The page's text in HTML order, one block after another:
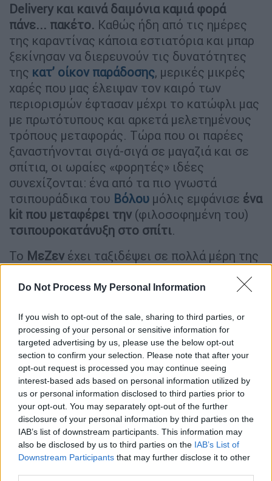
Do Not Process My Personal Information
If you wish to opt-out of the sale, sharing to third parties, or
processing of your personal or sensitive information for
targeted advertising by us, please use the below opt-out
section to confirm your selection. Please note that after your
opt-out request is processed you may continue seeing
interest-based ads based on personal information utilized by
us or personal information disclosed to third parties prior to
your opt-out. You may separately opt-out of the further
disclosure of your personal information by third parties on the
IAB’s list of downstream participants. This information may
also be disclosed by us to third parties on the IAB’s List of
Downstream Participants that may further disclose it to other
Delivery και καινά δαιμόνια καμιά φορά
πάνε... πακέτο. Καθώς ήδη από τις ημέρες
της καραντίνας κάποια εστιατόρια και μπαρ
ξεκίνησαν να διερευνούν τις δυνατότητες
της κατ’ οίκον παράδοσης, μερικές μικρές
χαρές που μας έλειψαν τον καιρό των
περιορισμών έφτασαν μέχρι το κατώφλι μας
με πρωτότυπους και αρκετά μελετημένους
τρόπους μεταφοράς. Τώρα που οι παρέες
ξαναστήνονται σιγά-σιγά σε μαγαζιά και σε
σπίτια, οι ωραίες «φορητές» ιδέες
συνεχίζονται: ένα από τα πιο γνωστά
τσιπουράδικα του Βόλου μόλις εμφάνισε ένα
kit που μεταφέρει την (φιλοσοφημένη του)
τσιπουροκατάνυξη στο σπίτι.
Το ΜεΖεν έχει ταξιδέψει σε πολλά μέρη της
χρόνο, το οποίο συνδυάζει αγάπη και γνώση
τσιπουρο-λίστα του‒ και προχωρημένους
γύρους μεζέδων που ξεφεύγουν από την
πεπατημένη. Η ομάδα του δεν
αυτοαποκαλείται τυχαία «περιοδεύων
θίασος»· παίρνει συχνά τους δρόμους. Κι από
την αρχή της εβδομάδας στα κοντινές
διαδρομές παίρνει μαζί της τοβαλιτσάκι
της.
Για τοdeliveryκαι τοtake awayέχουν